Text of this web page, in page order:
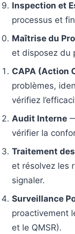
Inspection et
processus et
Maîtrise du
et disposez du
CAPA (Action
problèmes,
vérifiez
Audit Interne
vérifier la
Traitement
et résolvez les
signaler.
Surveillance
proactivement
et le QMSR).